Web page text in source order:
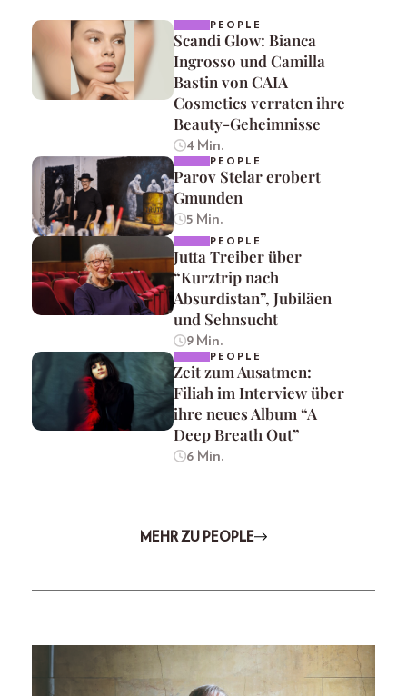
PEOPLE
Scandi Glow: Bianca
Ingrosso und Camilla
Bastin von CAIA
Cosmetics verraten ihre
Beauty-Geheimnisse
4 Min.
PEOPLE
Parov Stelar erobert
Gmunden
5 Min.
PEOPLE
Jutta Treiber über
“Kurztrip nach
Absurdistan”, Jubiläen
und Sehnsucht
9 Min.
PEOPLE
Zeit zum Ausatmen:
Filiah im Interview über
ihre neues Album “A
Deep Breath Out”
6 Min.
MEHR ZU PEOPLE